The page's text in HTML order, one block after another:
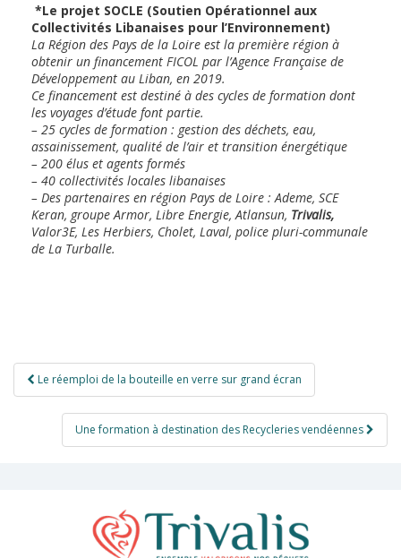
*Le projet SOCLE (Soutien Opérationnel aux
Collectivités Libanaises pour l’Environnement)
La Région des Pays de la Loire est la première région à
obtenir un financement FICOL par l’Agence Française de
Développement au Liban, en 2019.
Ce financement est destiné à des cycles de formation dont
les voyages d’étude font partie.
– 25 cycles de formation : gestion des déchets, eau,
assainissement, qualité de l’air et transition énergétique
– 200 élus et agents formés
– 40 collectivités locales libanaises
– Des partenaires en région Pays de Loire : Ademe, SCE
Keran, groupe Armor, Libre Energie, Atlansun, Trivalis,
Valor3E, Les Herbiers, Cholet, Laval, police pluri-communale
de La Turballe.
Navigation
de
l’article
Le réemploi de la bouteille en verre sur grand écran
Une formation à destination des Recycleries vendéennes